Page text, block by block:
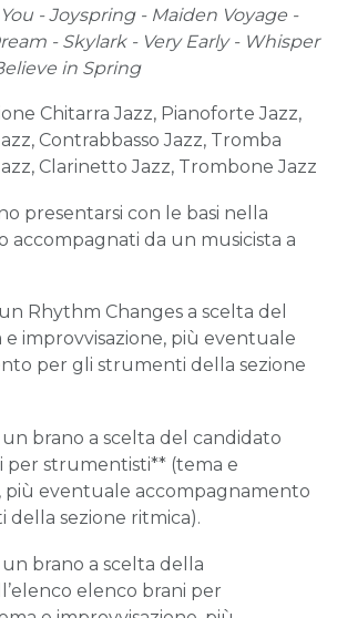
-Joyspring - Maiden Voyage -
ream - Skylark - Very Early- Whisper
elieve in Spring
Chitarra Jazz, Pianoforte Jazz,
Contrabbasso Jazz, Tromba
Clarinetto Jazz, Trombone Jazz
presentarsi con le basi nella
accompagnati da un musicista a
Rhythm Changes a scelta del
improvvisazione, più eventuale
per gli strumenti della sezione
un brano a scelta del candidato
per strumentisti** (tema e
più eventuale accompagnamento
sezione ritmica).
brano a scelta della
elenco brani per